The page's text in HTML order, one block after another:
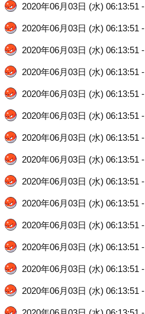
2020年06月03日 (水) 06:13:51 -
2020年06月03日 (水) 06:13:51 -
2020年06月03日 (水) 06:13:51 -
2020年06月03日 (水) 06:13:51 -
2020年06月03日 (水) 06:13:51 -
2020年06月03日 (水) 06:13:51 -
2020年06月03日 (水) 06:13:51 -
2020年06月03日 (水) 06:13:51 -
2020年06月03日 (水) 06:13:51 -
2020年06月03日 (水) 06:13:51 -
2020年06月03日 (水) 06:13:51 -
2020年06月03日 (水) 06:13:51 -
2020年06月03日 (水) 06:13:51 -
2020年06月03日 (水) 06:13:51 -